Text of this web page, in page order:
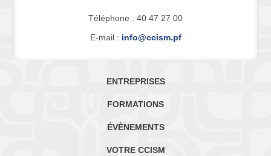
Téléphone : 40 47 27 00
E-mail : info@ccism.pf
ENTREPRISES
FORMATIONS
ÉVÈNEMENTS
VOTRE CCISM